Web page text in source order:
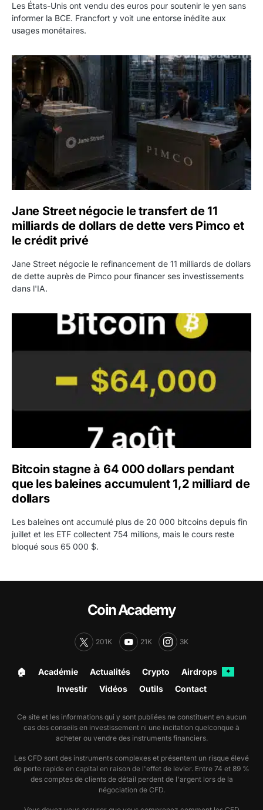
Les États-Unis ont vendu des euros pour soutenir le yen sans
informer la BCE. Francfort y voit une entorse inédite aux
usages monétaires.
Jane Street négocie le transfert de 11 milliards de
Jane Street négocie le transfert de 11
milliards de dollars de dette vers Pimco et
le crédit privé
Jane Street négocie le refinancement de 11 milliards de dollars
de dette auprès de Pimco pour financer ses investissements
dans l'IA.
Bitcoin stagne à 64 000 dollars pendant que les
Bitcoin stagne à 64 000 dollars pendant
que les baleines accumulent 1,2 milliard de
dollars
Les baleines ont accumulé plus de 20 000 bitcoins depuis fin
juillet et les ETF collectent 754 millions, mais le cours reste
bloqué sous 65 000 $.
Coin Academy
201K 21K 3K
🏠︎ Académie Actualités Crypto Airdrops ✦
Investir Vidéos Outils Contact
Ce site et les informations qui y sont publiées ne constituent en aucun
cas des conseils en investissement ni une incitation quelconque à
acheter ou vendre des instruments financiers.
Les CFD sont des instruments complexes et présentent un risque élevé
de perte rapide en capital en raison de l'effet de levier. Entre 74 et 89 %
des comptes de clients de détail perdent de l'argent lors de la
négociation de CFD.